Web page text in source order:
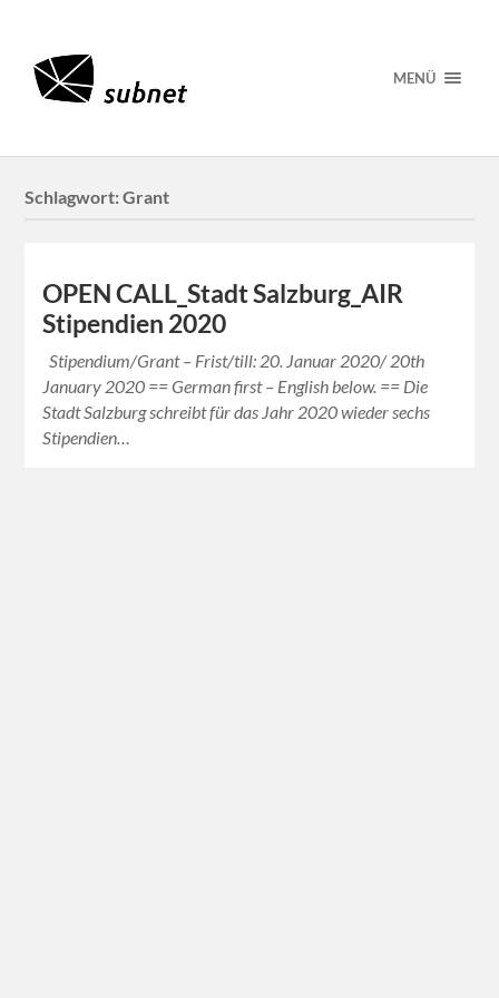
MENÜ
Schlagwort:Grant
OPEN CALL_Stadt Salzburg_AIR
Stipendien 2020
Stipendium/Grant – Frist/till: 20. Januar 2020/ 20th
January 2020 == German first – English below. == Die
Stadt Salzburg schreibt für das Jahr 2020 wieder sechs
Stipendien…